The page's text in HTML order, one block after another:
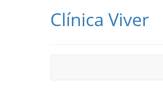
Pular para o conteúdo
Clínica Viver